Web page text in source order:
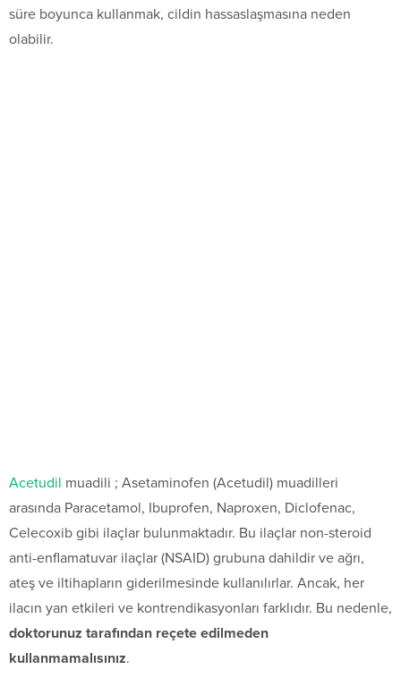
süre boyunca kullanmak, cildin hassaslaşmasına neden
olabilir.
Acetudil muadili ; Asetaminofen (Acetudil) muadilleri
arasında Paracetamol, Ibuprofen, Naproxen, Diclofenac,
Celecoxib gibi ilaçlar bulunmaktadır. Bu ilaçlar non-steroid
anti-enflamatuvar ilaçlar (NSAID) grubuna dahildir ve ağrı,
ateş ve iltihapların giderilmesinde kullanılırlar. Ancak, her
ilacın yan etkileri ve kontrendikasyonları farklıdır. Bu nedenle,
doktorunuz tarafından reçete edilmeden
kullanmamalısınız.